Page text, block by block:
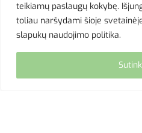
teikiamų paslaugų kokybę.
toliau naršydami šioje
slapukų naudojimo politika.